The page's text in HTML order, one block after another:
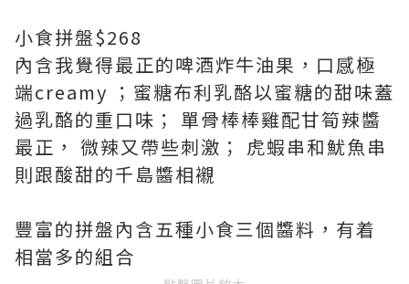
小食拼盤$268
內含我覺得最正的啤酒炸牛油果，口感極
端creamy ；蜜糖布利乳酪以蜜糖的甜味蓋
過乳酪的重口味； 單骨棒棒雞配甘筍辣醬
最正， 微辣又帶些刺激； 虎蝦串和魷魚串
則跟酸甜的千島醬相襯
豐富的拼盤內含五種小食三個醬料，有着
相當多的組合